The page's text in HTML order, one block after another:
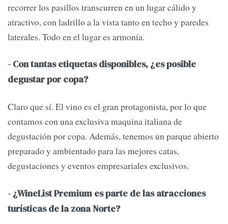
recorrer los pasillos transcurren en un lugar cálido y
atractivo, con ladrillo a la vista tanto en techo y paredes
laterales. Todo en el lugar es armonía.
- Con tantas etiquetas disponibles, ¿es posible
degustar por copa?
Claro que sí. El vino es el gran protagonista, por lo que
contamos con una exclusiva maquina italiana de
degustación por copa. Además, tenemos un parque abierto
preparado y ambientado para las mejores catas,
degustaciones y eventos empresariales exclusivos.
- ¿WineList Premium es parte de las atracciones
turísticas de la zona Norte?